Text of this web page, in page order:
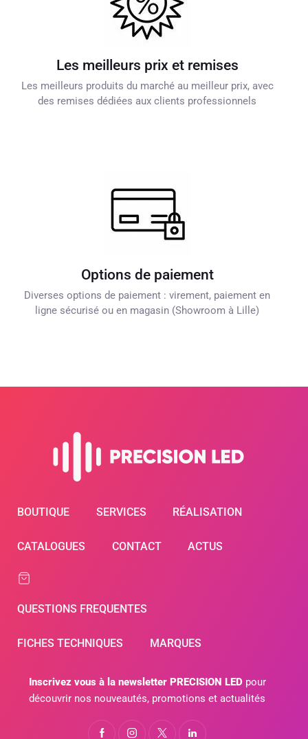
Les meilleurs prix et remises
Les meilleurs produits du marché au meilleur prix, avec
des remises dédiées aux clients professionnels
Options de paiement
Diverses options de paiement : virement, paiement en
ligne sécurisé ou en magasin (Showroom à Lille)
BOUTIQUE SERVICES RÉALISATION
CATALOGUES CONTACT ACTUS
QUESTIONS FREQUENTES
FICHES TECHNIQUES MARQUES
Inscrivez vous à la newsletter PRECISION LEDpour
découvrir nos nouveautés, promotions et actualités